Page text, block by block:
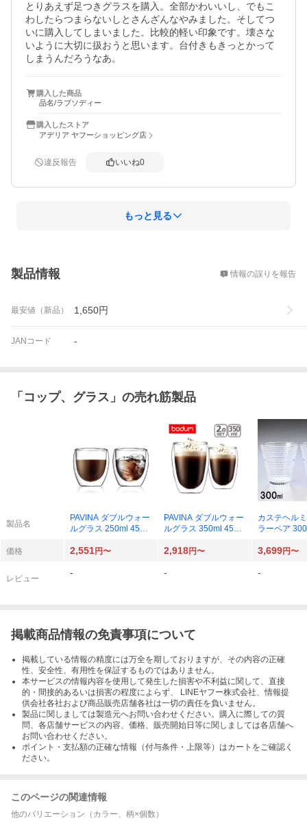
とりあえず足つきグラスを購入。全部かわいいし、でもこ
わしたらつまらないしとさんざんなやみました。そしてつ
いに購入してしまいました。比較的軽い印象です。壊さな
いように大切に扱おうと思います。台付きもきっとかって
しまうんだろうなあ。
購入した商品
品名/ラプソディー
購入したストア
アデリア ヤフーショッピング店
違反報告 いいね0
もっと見る
製品情報 情報の誤りを報告
最安値（新品） 1,650円
JANコード -
「 コップ、グラス 」の売れ筋製品
製品名
PAVINA ダブルウォー
ルグラス 250ml 4558-
個】
PAVINA ダブルウォー
ルグラス 350ml 4559-
個】
カステヘル
ラーペア
価格
2,551円〜 2,918円〜 3,699円〜
レビュー
- - -
掲載商品情報の免責事項について
掲載している情報の精度には万全を期しておりますが、その内容の正確
性、安全性、有用性を保証するものではありません。
本サービスの情報内容を使用して発生した損害や不利益に関して、直接
的・間接的あるいは損害の程度によらず、 LINEヤフー株式会社、情報提
供会社各社および商品販売店舗各社は一切の責任を負いません。
製品に関しましては製造元へお問い合わせください。購入に際しての質
問、各店舗サービスの内容、価格、販売開始日等に関しましては各店舗へ
お問い合わせください。
ポイント・支払額の正確な情報（付与条件・上限等）はカートをご確認く
ださい。
このページの関連情報
他のバリエーション（カラー、柄×個数）